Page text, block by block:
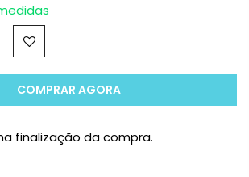
COMPRAR AGORA
finalização da compra.